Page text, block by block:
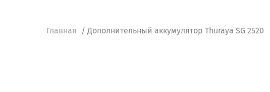
Главная / Дополнительный аккумулятор Thuraya SG 2520